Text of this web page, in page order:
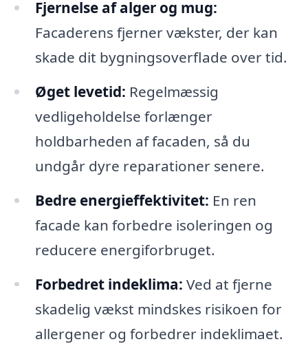
Fjernelse af alger og mug:
Facaderens fjerner vækster, der kan
skade dit bygningsoverflade over tid.
Øget levetid: Regelmæssig
vedligeholdelse forlænger
holdbarheden af facaden, så du
undgår dyre reparationer senere.
Bedre energieffektivitet: En ren
facade kan forbedre isoleringen og
reducere energiforbruget.
Forbedret indeklima: Ved at fjerne
skadelig vækst mindskes risikoen for
allergener og forbedrer indeklimaet.